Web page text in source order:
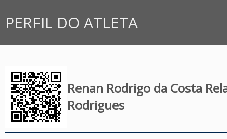
PERFIL DO ATLETA
Renan Rodrigo da Costa
Rodrigues